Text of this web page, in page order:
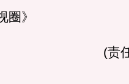
》
(责